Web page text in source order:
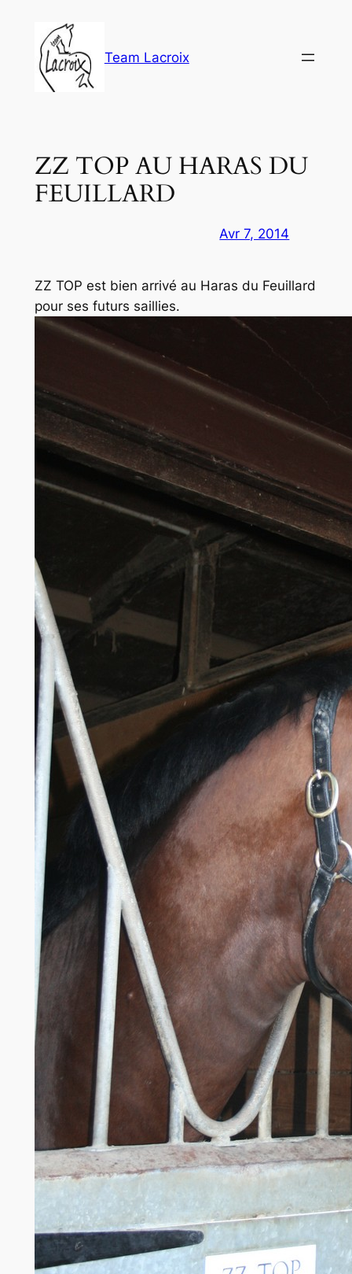
contenu
Team Lacroix
ZZ TOP AU HARAS DU
FEUILLARD
Avr 7, 2014
ZZ TOP est bien arrivé au Haras du Feuillard
pour ses futurs saillies.